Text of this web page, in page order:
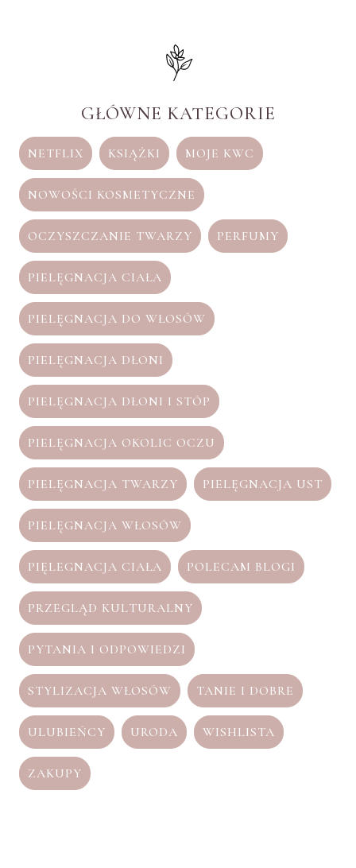
GŁÓWNE KATEGORIE
NETFLIX KSIĄŻKI MOJE KWC
NOWOŚCI KOSMETYCZNE
OCZYSZCZANIE TWARZY PERFUMY
PIELĘGNACJA CIAŁA
PIELĘGNACJA DO WŁOSÓW
PIELĘGNACJA DŁONI
PIELĘGNACJA DŁONI I STÓP
PIELĘGNACJA OKOLIC OCZU
PIELĘGNACJA TWARZY PIELĘGNACJA UST
PIELĘGNACJA WŁOSÓW
PIĘLEGNACJA CIAŁA POLECAM BLOGI
PRZEGLĄD KULTURALNY
PYTANIA I ODPOWIEDZI
STYLIZACJA WŁOSÓW TANIE I DOBRE
ULUBIEŃCY URODA WISHLISTA
ZAKUPY